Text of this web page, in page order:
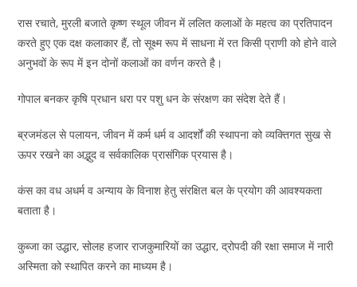
रास रचाते, मुरली बजाते कृष्ण स्थूल जीवन में ललित कलाओं के महत्व का प्रतिपादन
करते हुए एक दक्ष कलाकार हैं, तो सूक्ष्म रूप में साधना में रत किसी प्राणी को होने वाले
अनुभवों के रूप में इन दोनों कलाओं का वर्णन करते है।
गोपाल बनकर कृषि प्रधान धरा पर पशु धन के संरक्षण का संदेश देते हैं।
ब्रजमंडल से पलायन, जीवन में कर्म धर्म व आदर्शों की स्थापना को व्यक्तिगत सुख से
ऊपर रखने का अद्भुद व सर्वकालिक प्रासंगिक प्रयास है।
कंस का वध अधर्म व अन्याय के विनाश हेतु संरक्षित बल के प्रयोग की आवश्यकता
बताता है।
कुब्जा का उद्धार, सोलह हजार राजकुमारियों का उद्धार, द्रोपदी की रक्षा समाज में नारी
अस्मिता को स्थापित करने का माध्यम है।